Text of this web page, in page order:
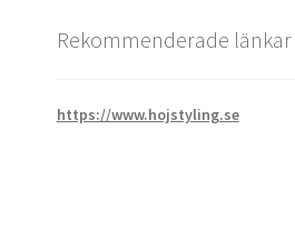
Rekommenderade länkar
https://www.hojstyling.se